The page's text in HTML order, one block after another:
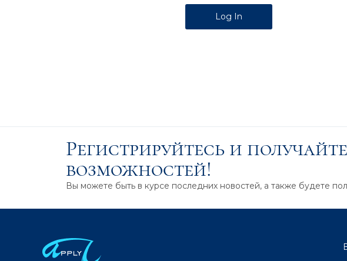
Регистрируйтесь и
возможностей!
Вы можете быть в курсе последних новостей, а также будете